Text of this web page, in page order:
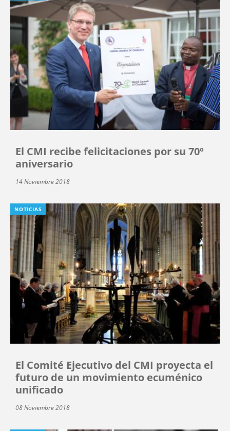
El CMI recibe felicitaciones por su 70º
aniversario
14 Noviembre 2018
NOTICIAS
El Comité Ejecutivo del CMI proyecta el
futuro de un movimiento ecuménico
unificado
08 Noviembre 2018